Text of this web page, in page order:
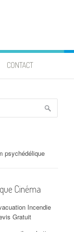
CONTACT
psychédélique
Cinéma
Incendie
Gratuit